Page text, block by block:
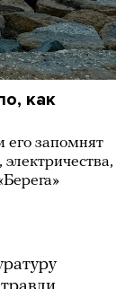
как
его запомнят